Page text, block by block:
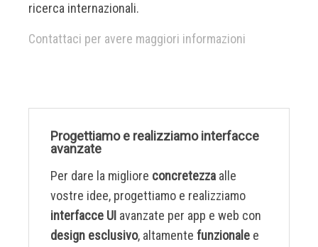
ricerca internazionali.
Contattaci per avere maggiori informazioni
Progettiamo e realizziamo interfacce
avanzate
Per dare la migliore concretezza alle
vostre idee, progettiamo e realizziamo
interfacce UI avanzate per app e web con
design esclusivo, altamente funzionale e